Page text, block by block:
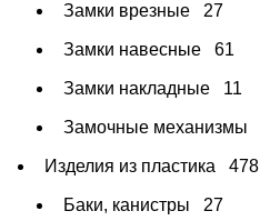
Замки врезные 27
Замки навесные 61
Замки накладные 11
Замочные механизмы
Изделия из пластика 478
Баки, канистры 27